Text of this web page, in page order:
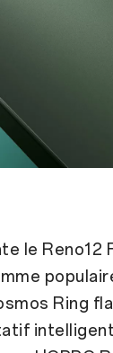
le Reno12
Ring